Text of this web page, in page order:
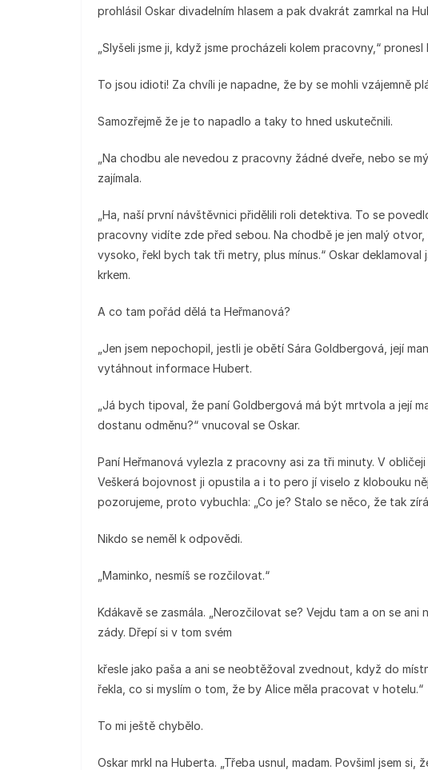
prohlásil Oskar divadelním hlasem a pak dvakrát zamrkal na
„Slyšeli jsme ji, když jsme procházeli kolem pracovny,“
To jsou idioti! Za chvíli je napadne, že by se mohli vzájemně
Samozřejmě že je to napadlo a taky to hned uskutečnili.
„Na chodbu ale nevedou z pracovny žádné dveře, nebo se
zajímala.
„Ha, naší první návštěvnici přidělili roli detektiva. To se
pracovny vidíte zde před sebou. Na chodbě je jen malý
vysoko, řekl bych tak tři metry, plus mínus.“ Oskar
krkem.
A co tam pořád dělá ta Heřmanová?
„Jen jsem nepochopil, jestli je obětí Sára Goldbergová, její
vytáhnout informace Hubert.
„Já bych tipoval, že paní Goldbergová má být mrtvola a její
dostanu odměnu?“ vnucoval se Oskar.
Paní Heřmanová vylezla z pracovny asi za tři minuty. V
Veškerá bojovnost ji opustila a i to pero jí viselo z klobouku
pozorujeme, proto vybuchla: „Co je? Stalo se něco, že tak
Nikdo se neměl k odpovědi.
„Maminko, nesmíš se rozčilovat.“
Kdákavě se zasmála. „Nerozčilovat se? Vejdu tam a on se
zády. Dřepí si v tom svém
křesle jako paša a ani se neobtěžoval zvednout, když do
řekla, co si myslím o tom, že by Alice měla pracovat v hotelu.“
To mi ještě chybělo.
Oskar mrkl na Huberta. „Třeba usnul, madam. Povšiml jsem si,